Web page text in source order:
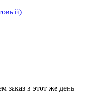
заказ в этот же день